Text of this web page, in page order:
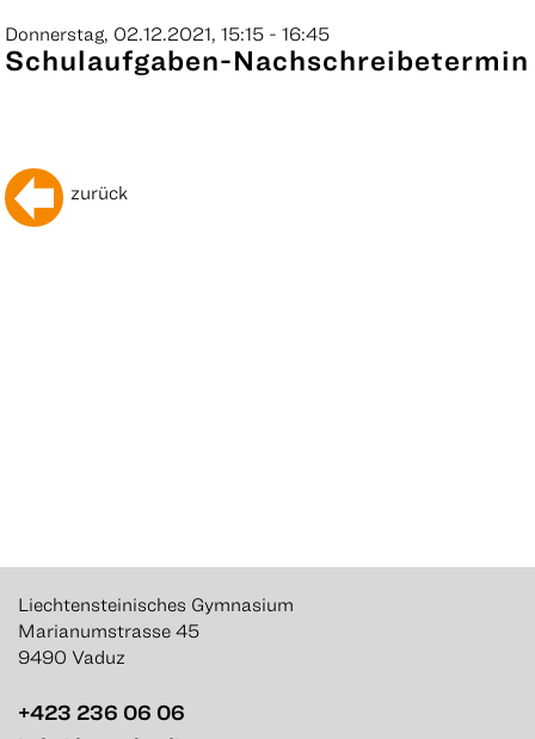
Donnerstag, 02.12.2021, 15:15 - 16:45
Schulaufgaben-Nachschreibetermin
zurück
Liechtensteinisches Gymnasium
Marianumstrasse 45
9490 Vaduz
+423 236 06 06